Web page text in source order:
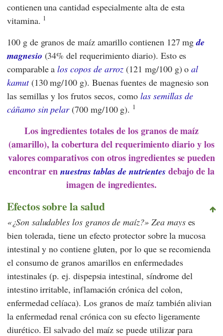
contienen una cantidad especialmente alta de esta
vitamina. 1
100 g de granos de maíz amarillo contienen 127 mgde
magnesio (34% del requerimiento diario). Esto es
comparable alos copos de arroz (121 mg/100 g) oal
kamut(130 mg/100 g). Buenas fuentes de magnesio son
las semillas y los frutos secos, como las semillas de
cáñamo sin pelar(700 mg/100 g). 1
Los ingredientes totales de los granos de maíz
(amarillo), la cobertura del requerimiento diario y los
valores comparativos con otros ingredientes se pueden
encontrar en nuestras tablas de nutrientes debajo de la
imagen de ingredientes.
Efectos sobre la salud
¿Son saludables los granos de maíz? Zea mayses
bien tolerada, tiene un efecto protector sobre la mucosa
intestinal y no contiene gluten, por lo que se recomienda
el consumo de granos amarillos en enfermedades
intestinales (p. ej. dispepsia intestinal, síndrome del
intestino irritable, inflamación crónica del colon,
enfermedad celíaca). Los granos de maíz también alivian
la enfermedad renal crónica con su efecto ligeramente
diurético. El salvado del maíz se puede utilizar para